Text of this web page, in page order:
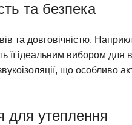
та безпека
та довговічністю.
її ідеальним вибором для
що особливо
для утеплення